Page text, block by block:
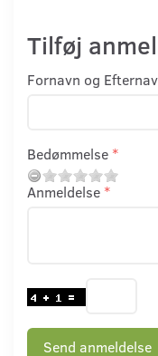
Tilføj
Fornavn og
Bedømmelse
Anmeldelse
Send anmeldelse